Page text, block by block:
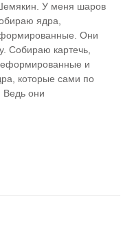
У меня шаров
ядра,
Они
Собираю картечь,
и
которые сами по
Ведь они